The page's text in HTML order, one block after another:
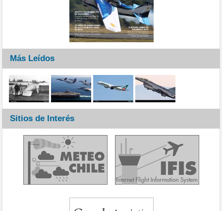
Más Leídos
Sitios de Interés